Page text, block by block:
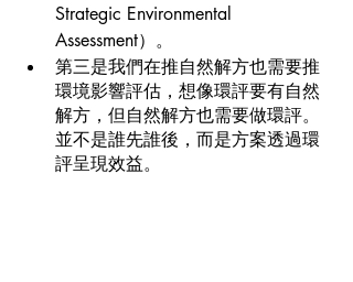
Strategic Environmental
Assessment）。
第三是我們在推自然解方也需要推
環境影響評估，想像環評要有自然
解方，但自然解方也需要做環評。
並不是誰先誰後，而是方案透過環
評呈現效益。